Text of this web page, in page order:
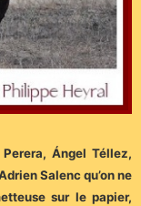
Ángel Téllez,
Salenc qu’on ne
sur le papier,